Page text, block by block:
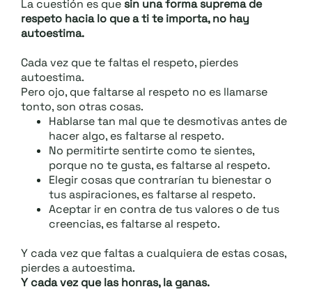
La cuestión es que sin una forma suprema de
respeto hacia lo que a ti te importa, no hay
autoestima.
Cada vez que te faltas el respeto, pierdes
autoestima.
Pero ojo, que faltarse al respeto no es llamarse
tonto, son otras cosas.
Hablarse tan mal que te desmotivas antes de
hacer algo, es faltarse al respeto.
No permitirte sentirte como te sientes,
porque no te gusta, es faltarse al respeto.
Elegir cosas que contrarían tu bienestar o
tus aspiraciones, es faltarse al respeto.
Aceptar ir en contra de tus valores o de tus
creencias, es faltarse al respeto.
Y cada vez que faltas a cualquiera de estas cosas,
pierdes a autoestima.
Y cada vez que las honras, la ganas.